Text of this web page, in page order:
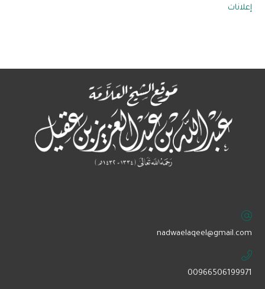
إعلانات
‏nadwaelaqeel@gmail.com
00966506199971